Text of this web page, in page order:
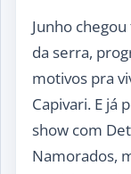
Junho
da serra,
motivos pra
Capivari. E já
show com
Namorados,